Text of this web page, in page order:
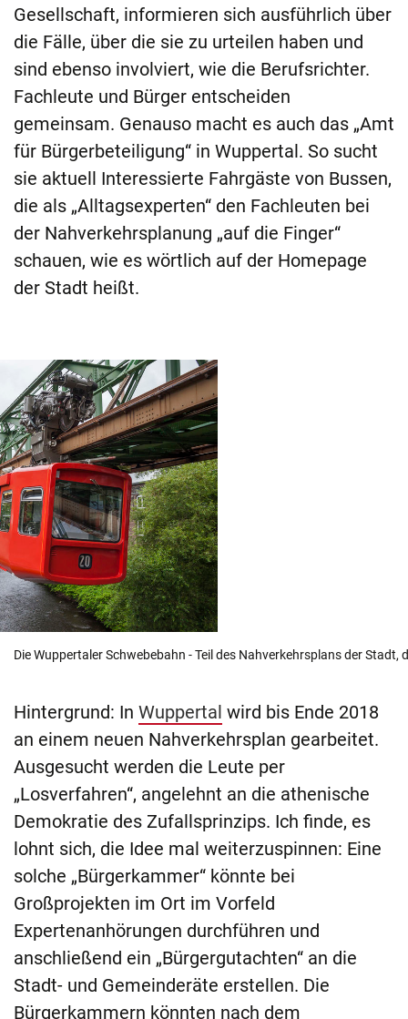
Gesellschaft, informieren sich ausführlich über
die Fälle, über die sie zu urteilen haben und
sind ebenso involviert, wie die Berufsrichter.
Fachleute und Bürger entscheiden
gemeinsam. Genauso macht es auch das „Amt
für Bürgerbeteiligung“ in Wuppertal. So sucht
sie aktuell Interessierte Fahrgäste von Bussen,
die als „Alltagsexperten“ den Fachleuten bei
der Nahverkehrsplanung „auf die Finger“
schauen, wie es wörtlich auf der Homepage
der Stadt heißt.
Die Wuppertaler Schwebebahn - Teil des Nahverkehrsplans der
Hintergrund: In Wuppertal wird bis Ende 2018
an einem neuen Nahverkehrsplan gearbeitet.
Ausgesucht werden die Leute per
„Losverfahren“, angelehnt an die athenische
Demokratie des Zufallsprinzips. Ich finde, es
lohnt sich, die Idee mal weiterzuspinnen: Eine
solche „Bürgerkammer“ könnte bei
Großprojekten im Ort im Vorfeld
Expertenanhörungen durchführen und
anschließend ein „Bürgergutachten“ an die
Stadt- und Gemeinderäte erstellen. Die
Bürgerkammern könnten nach dem